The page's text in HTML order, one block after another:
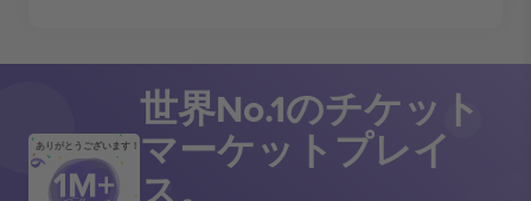
ありがとうございます！
世界No.1のチケット
マーケットプレイ